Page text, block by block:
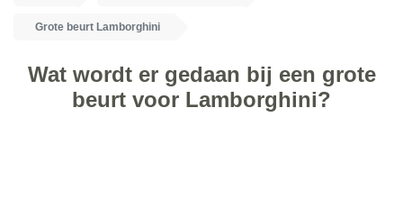
Grote beurt Lamborghini
Wat wordt er gedaan bij een grote
beurt voor Lamborghini?